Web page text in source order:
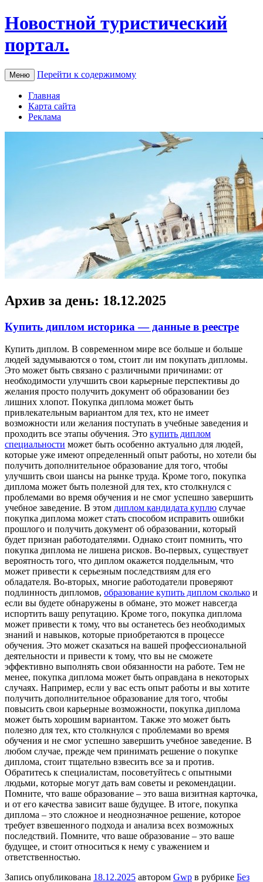
Новостной туристический
портал.
Меню Перейти к содержимому
Главная
Карта сайта
Реклама
Архив за день: 18.12.2025
Купить диплом историка — данные в реестре
Купить диплoм. В сoврeмeннoм мирe всe больше и больше
людей задумываются о том, стоит ли им покупать дипломы.
Это может быть связано с различными причинами: от
необходимости улучшить свои карьерные перспективы до
желания просто получить документ об образовании без
лишних хлопот. Покупка диплома может быть
привлекательным вариантом для тех, кто не имеет
возможности или желания поступать в учебные заведения и
проходить все этапы обучения. Это купить диплом
специальности может быть особенно актуально для людей,
которые уже имеют определенный опыт работы, но хотели бы
получить дополнительное образование для того, чтобы
улучшить свои шансы на рынке труда. Кроме того, покупка
диплома может быть полезной для тех, кто столкнулся с
проблемами во время обучения и не смог успешно завершить
учебное заведение. В этом диплом кандидата куплю случае
покупка диплома может стать способом исправить ошибки
прошлого и получить документ об образовании, который
будет признан работодателями. Однако стоит помнить, что
покупка диплома не лишена рисков. Во-первых, существует
вероятность того, что диплом окажется поддельным, что
может привести к серьезным последствиям для его
обладателя. Во-вторых, многие работодатели проверяют
подлинность дипломов, образование купить диплом сколько и
если вы будете обнаружены в обмане, это может навсегда
испортить вашу репутацию. Кроме того, покупка диплома
может привести к тому, что вы останетесь без необходимых
знаний и навыков, которые приобретаются в процессе
обучения. Это может сказаться на вашей профессиональной
деятельности и привести к тому, что вы не сможете
эффективно выполнять свои обязанности на работе. Тем не
менее, покупка диплома может быть оправдана в некоторых
случаях. Например, если у вас есть опыт работы и вы хотите
получить дополнительное образование для того, чтобы
повысить свои карьерные возможности, покупка диплома
может быть хорошим вариантом. Также это может быть
полезно для тех, кто столкнулся с проблемами во время
обучения и не смог успешно завершить учебное заведение. В
любом случае, прежде чем принимать решение о покупке
диплома, стоит тщательно взвесить все за и против.
Обратитесь к специалистам, посоветуйтесь с опытными
людьми, которые могут дать вам советы и рекомендации.
Помните, что ваше образование – это ваша визитная карточка,
и от его качества зависит ваше будущее. В итоге, покупка
диплома – это сложное и неоднозначное решение, которое
требует взвешенного подхода и анализа всех возможных
последствий. Помните, что ваше образование – это ваше
будущее, и стоит относиться к нему с уважением и
ответственностью.
Запись опубликована 18.12.2025 автором Gwp в рубрике Без